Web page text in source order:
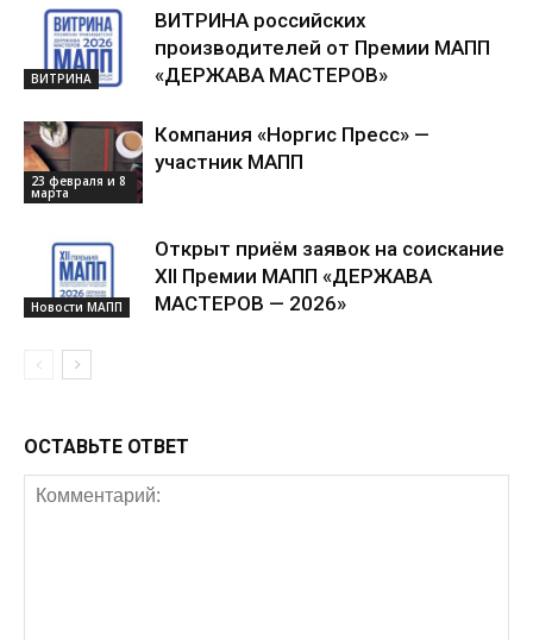
ВИТРИНА
ВИТРИНА российских
производителей от Премии МАПП
«ДЕРЖАВА МАСТЕРОВ»
23 февраля и 8
марта
Компания «Норгис Пресс» —
участник МАПП
Новости МАПП
Открыт приём заявок на соискание
XII Премии МАПП «ДЕРЖАВА
МАСТЕРОВ — 2026»
ОСТАВЬТЕ ОТВЕТ